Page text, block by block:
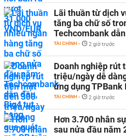
Lãi thuần từ dịch
tăng ba chữ số
Techcombank
TÀI CHÍNH - 2 giờ trước
Doanh nghiệp rút
triệu/ngày dễ
ứng dụng TPBank
TÀI CHÍNH - 2 giờ trước
Hơn 3.700 nhân
sau nửa đầu năm